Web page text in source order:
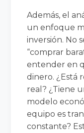
Además, el
un enfoque
inversión. No
“comprar
entender en
dinero. ¿Está
real? ¿Tiene
modelo
equipo es
constante?